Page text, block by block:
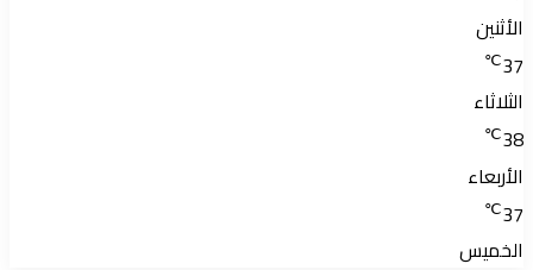
الأثنين
37
℃
الثلاثاء
38
℃
الأربعاء
37
℃
الخميس